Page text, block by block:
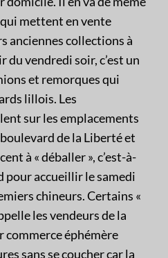
mettent en vente
anciennes collections à
du vendredi soir, c’est un
et remorques qui
lillois. Les
sur les emplacements
de la Liberté et
à « déballer », c’est-à-
accueillir le samedi
chineurs. Certains «
les vendeurs de la
éphémère
sans se coucher car la